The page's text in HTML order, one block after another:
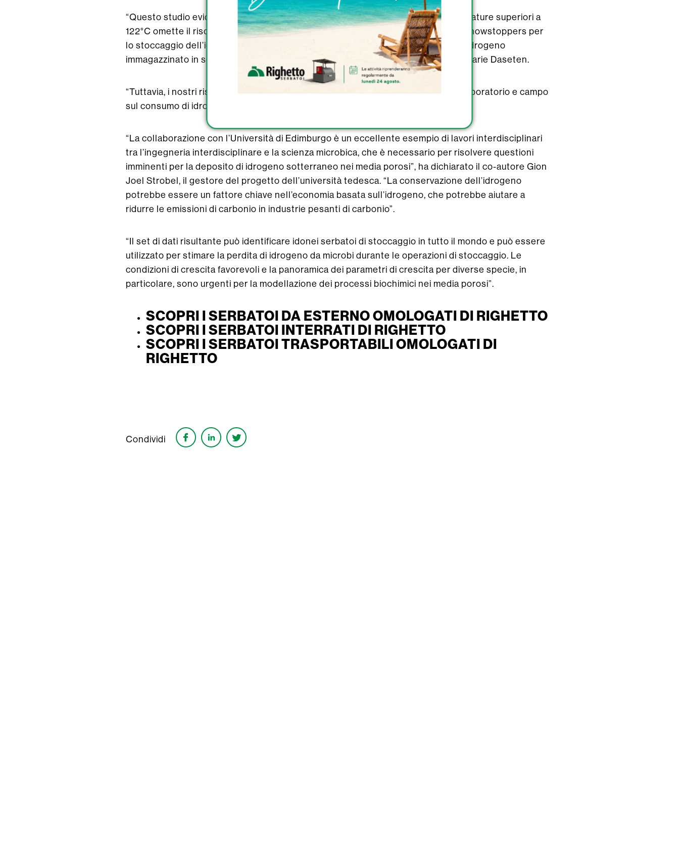
“Questo studio evidenzia che lo stoccaggio geologico di idrogeno ad alte temperature superiori a
122°C omette il rischio di effetti microbici avversi. Indica inoltre che non ci sono showstoppers per
lo stoccaggio dell’idrogeno nei media porosi rispetto al consumo microbico dell’idrogeno
immagazzinato in settori con condizioni di crescita favorevoli”, ha aggiunto Eike Marie Daseten.
“Tuttavia, i nostri risultati hanno bisogno di conferma da parte di esperimenti di laboratorio e campo
sul consumo di idrogeno microbico a elevate pressioni di idrogeno”.
“La collaborazione con l’Università di Edimburgo è un eccellente esempio di lavori interdisciplinari
tra l’ingegneria interdisciplinare e la scienza microbica, che è necessario per risolvere questioni
imminenti per la deposito di idrogeno sotterraneo nei media porosi”, ha dichiarato il co-autore Gion
Joel Strobel, il gestore del progetto dell’università tedesca. “La conservazione dell’idrogeno
potrebbe essere un fattore chiave nell’economia basata sull’idrogeno, che potrebbe aiutare a
ridurre le emissioni di carbonio in industrie pesanti di carbonio”.
“Il set di dati risultante può identificare idonei serbatoi di stoccaggio in tutto il mondo e può essere
utilizzato per stimare la perdita di idrogeno da microbi durante le operazioni di stoccaggio. Le
condizioni di crescita favorevoli e la panoramica dei parametri di crescita per diverse specie, in
particolare, sono urgenti per la modellazione dei processi biochimici nei media porosi”.
SCOPRI I SERBATOI DA ESTERNO OMOLOGATI DI RIGHETTO
SCOPRI I SERBATOI INTERRATI DI RIGHETTO
SCOPRI I SERBATOI TRASPORTABILI OMOLOGATI DI
RIGHETTO
Condividi